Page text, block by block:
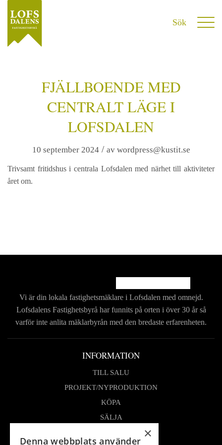
FJÄLLBOENDE MED
CENTRALT LÄGE I
LOFSDALEN
10 september 2024 / av wordpress@kustit.se
Trivsamt fritidshus i centrala Lofsdalen med närhet till aktiviteter
året om.
Vi är din lokala fastighetsmäklare i Lofsdalen med omnejd.
Lofsdalens Fastighetsbyrå har funnits på orten i över 30 år så
varför inte anlita mäklarbyrån med den bredaste erfarenheten.
INFORMATION
TILL SALU
PROJEKT/NYPRODUKTION
KÖPA
SÄLJA
×
Denna webbplats använder